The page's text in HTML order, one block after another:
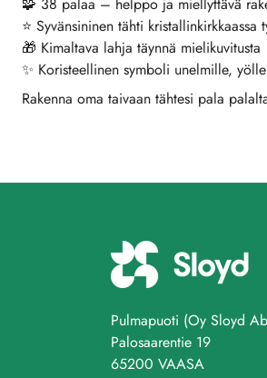
⭐ Syvänsininen tähti kristallinkirkkaassa
🎁 Kimaltava lahja täynnä mielikuvitusta
✨ Koristeellinen symboli unelmille,
Rakenna oma taivaan tähtesi pala
Pulmapuoti (Oy Sloyd
Palosaarentie 19
65200 VAASA